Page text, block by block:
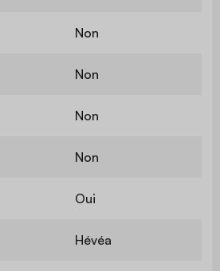
Non
Non
Non
Non
Oui
Hévéa